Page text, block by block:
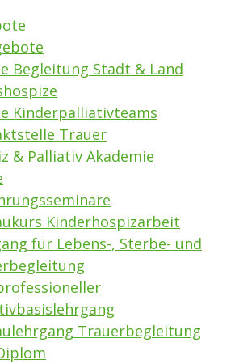
Begleitung Stadt & Land
Kinderpalliativteams
Trauer
& Palliativ Akademie
Kinderhospizarbeit
für Lebens-, Sterbe- und
Trauerbegleitung